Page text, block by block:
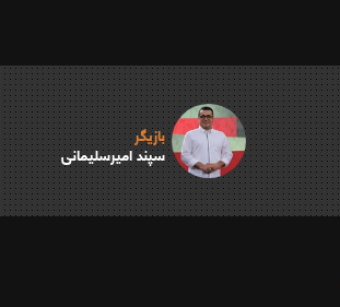
بازیگر
سپند امیرسلیمانی